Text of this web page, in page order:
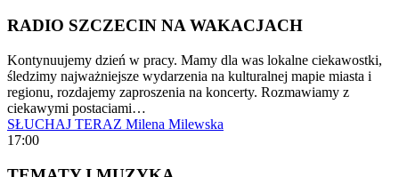
RADIO SZCZECIN NA WAKACJACH
Kontynuujemy dzień w pracy. Mamy dla was lokalne ciekawostki,
śledzimy najważniejsze wydarzenia na kulturalnej mapie miasta i
regionu, rozdajemy zaproszenia na koncerty. Rozmawiamy z
ciekawymi postaciami…
SŁUCHAJ TERAZ Milena Milewska
17:00